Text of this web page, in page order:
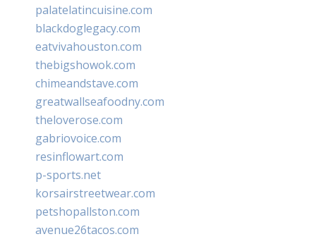
palatelatincuisine.com
blackdoglegacy.com
eatvivahouston.com
thebigshowok.com
chimeandstave.com
greatwallseafoodny.com
theloverose.com
gabriovoice.com
resinflowart.com
p-sports.net
korsairstreetwear.com
petshopallston.com
avenue26tacos.com